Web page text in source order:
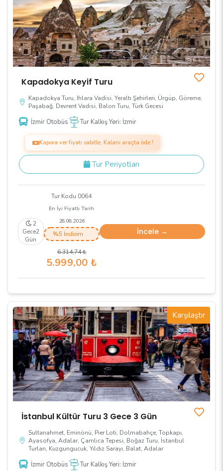
Kapadokya Keyif Turu
Kapadokya Turu, Ihlara Vadisi, Yeraltı Şehirleri, Ürgüp, Göreme,
Paşabağ, Devrent Vadisi, Balon Turu, Türk Gecesi
İzmir Otobüs Tur Kalkış Yeri: İzmir
Kapora ver fiyatı sabitle, Kalanı araçta öde !
Tur Periyotları
2
Gece2
Gün
Tur Kodu 0064
En İyi Fiyatlı Tarih
28.08.2026
%5 İndirim
6.314,74₺
5.999,00 ₺
İncele →
Karşılaştır
İstanbul Kültür Turu 3 Gece 3 Gün
Sultanahmet, Eminönü, Pier Loti, Dolmabahçe, Topkapı,
Ayasofya, Adalar, Çamlıca Tepesi, Boğaz Turu, İstanbul
Turları, Kuzgungucuk, Yıldız Sarayı, Balat, Adalar
İzmir Otobüs Tur Kalkış Yeri: İzmir